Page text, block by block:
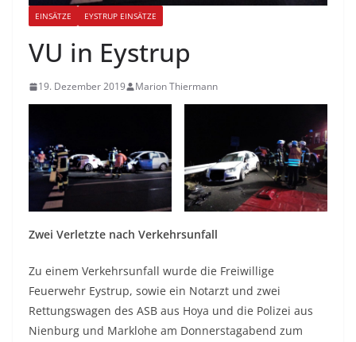
EINSÄTZE EYSTRUP EINSÄTZE
VU in Eystrup
19. Dezember 2019 Marion Thiermann
Zwei Verletzte nach Verkehrsunfall
Zu einem Verkehrsunfall wurde die Freiwillige
Feuerwehr Eystrup, sowie ein Notarzt und zwei
Rettungswagen des ASB aus Hoya und die Polizei aus
Nienburg und Marklohe am Donnerstagabend zum